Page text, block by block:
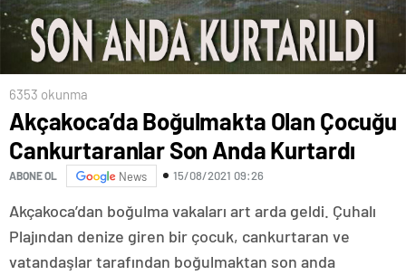
6353 okunma
Akçakoca’da Boğulmakta Olan Çocuğu
Cankurtaranlar Son Anda Kurtardı
ABONE OL News 15/08/2021 09:26
Akçakoca’dan boğulma vakaları art arda geldi. Çuhalı
Plajından denize giren bir çocuk, cankurtaran ve
vatandaşlar tarafından boğulmaktan son anda